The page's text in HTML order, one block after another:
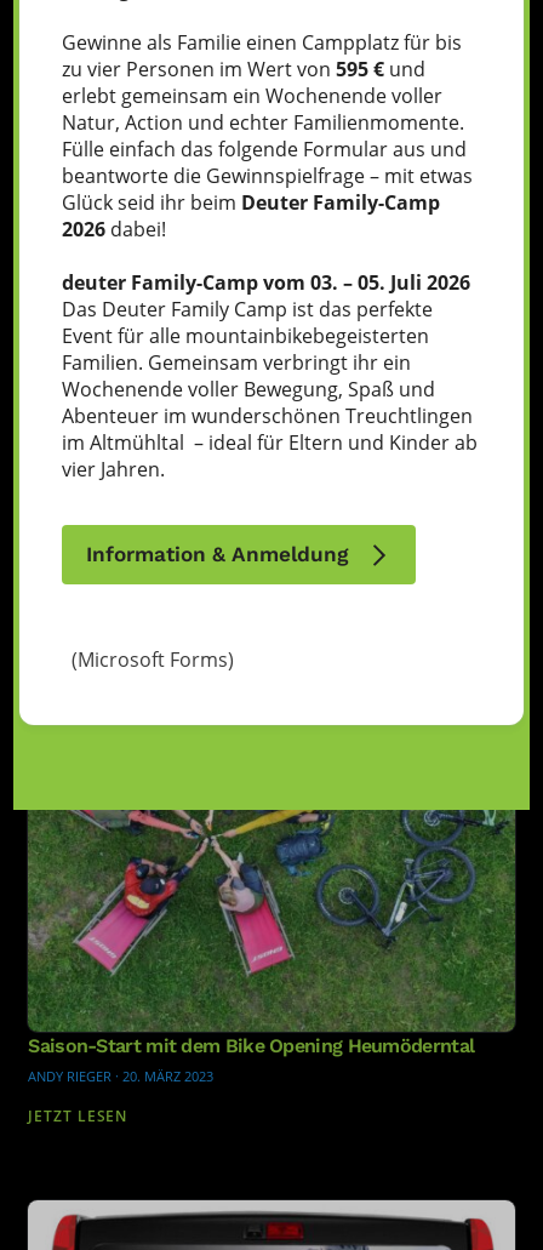
Mehr Sicherheit am Bike mit passenden Schuhen und
Pedalen
ANDY RIEGER·12. MAI 2023
JETZT LESEN
Saison-Start mit dem Bike Opening Heumöderntal
ANDY RIEGER · 20. MÄRZ 2023
JETZT LESEN
Gewinne als Familie einen Campplatz für bis
zu vier Personen im Wert von595 € und
erlebt gemeinsam ein Wochenende voller
Natur, Action und echter Familienmomente.
Fülle einfach das folgende Formular aus und
beantworte die Gewinnspielfrage – mit etwas
Glück seid ihr beim Deuter Family-Camp
2026 dabei!
deuter Family-Camp vom 03. – 05. Juli 2026
Das Deuter Family Camp ist das perfekte
Event für alle mountainbikebegeisterten
Familien. Gemeinsam verbringt ihr ein
Wochenende voller Bewegung, Spaß und
Abenteuer im wunderschönen Treuchtlingen
im Altmühltal – ideal für Eltern und Kinder ab
vier Jahren.
Information & Anmeldung
(Microsoft Forms)